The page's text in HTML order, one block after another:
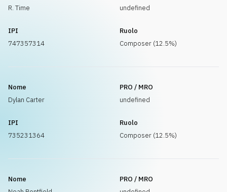
R. Time
undefined
IPI
747357314
Ruolo
Composer (12.5%)
Nome
Dylan Carter
PRO / MRO
undefined
IPI
735231364
Ruolo
Composer (12.5%)
Nome
PRO / MRO